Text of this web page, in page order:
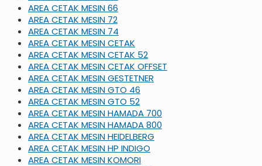
AREA CETAK MESIN 66
AREA CETAK MESIN 72
AREA CETAK MESIN 74
AREA CETAK MESIN CETAK
AREA CETAK MESIN CETAK 52
AREA CETAK MESIN CETAK OFFSET
AREA CETAK MESIN GESTETNER
AREA CETAK MESIN GTO 46
AREA CETAK MESIN GTO 52
AREA CETAK MESIN HAMADA 700
AREA CETAK MESIN HAMADA 800
AREA CETAK MESIN HEIDELBERG
AREA CETAK MESIN HP INDIGO
AREA CETAK MESIN KOMORI